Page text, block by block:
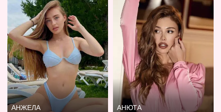
АНЖЕЛА АНЮТА